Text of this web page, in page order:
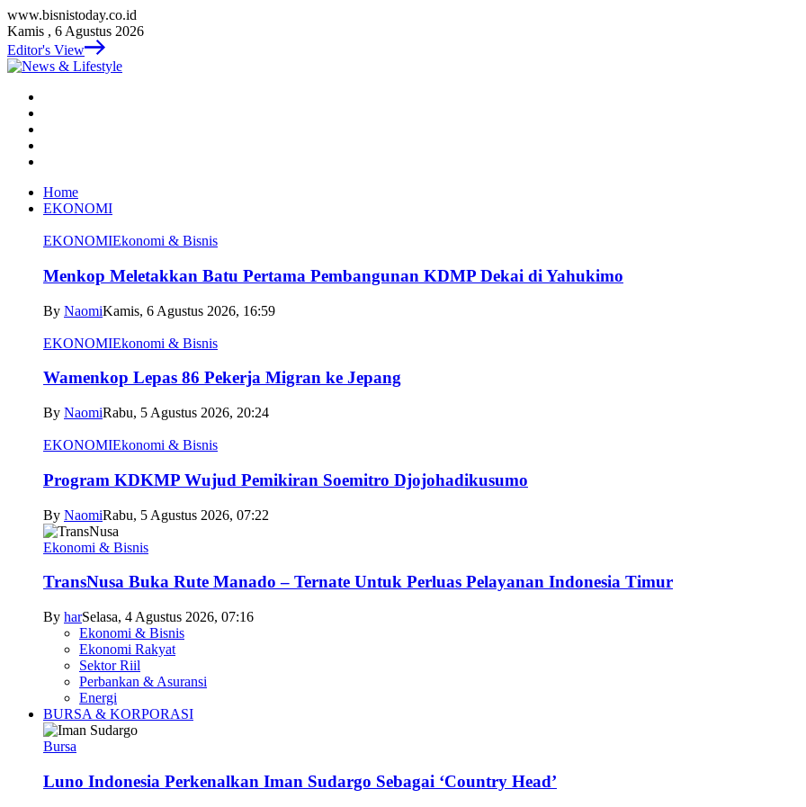
www.bisnistoday.co.id
Kamis , 6 Agustus 2026
Editor's View
Home
EKONOMI
EKONOMIEkonomi & Bisnis
Menkop Meletakkan Batu Pertama Pembangunan KDMP Dekai di Yahukimo
By NaomiKamis, 6 Agustus 2026, 16:59
EKONOMIEkonomi & Bisnis
Wamenkop Lepas 86 Pekerja Migran ke Jepang
By NaomiRabu, 5 Agustus 2026, 20:24
EKONOMIEkonomi & Bisnis
Program KDKMP Wujud Pemikiran Soemitro Djojohadikusumo
By NaomiRabu, 5 Agustus 2026, 07:22
Ekonomi & Bisnis
TransNusa Buka Rute Manado – Ternate Untuk Perluas Pelayanan Indonesia Timur
By harSelasa, 4 Agustus 2026, 07:16
Ekonomi & Bisnis
Ekonomi Rakyat
Sektor Riil
Perbankan & Asuransi
Energi
BURSA & KORPORASI
Bursa
Luno Indonesia Perkenalkan Iman Sudargo Sebagai ‘Country Head’